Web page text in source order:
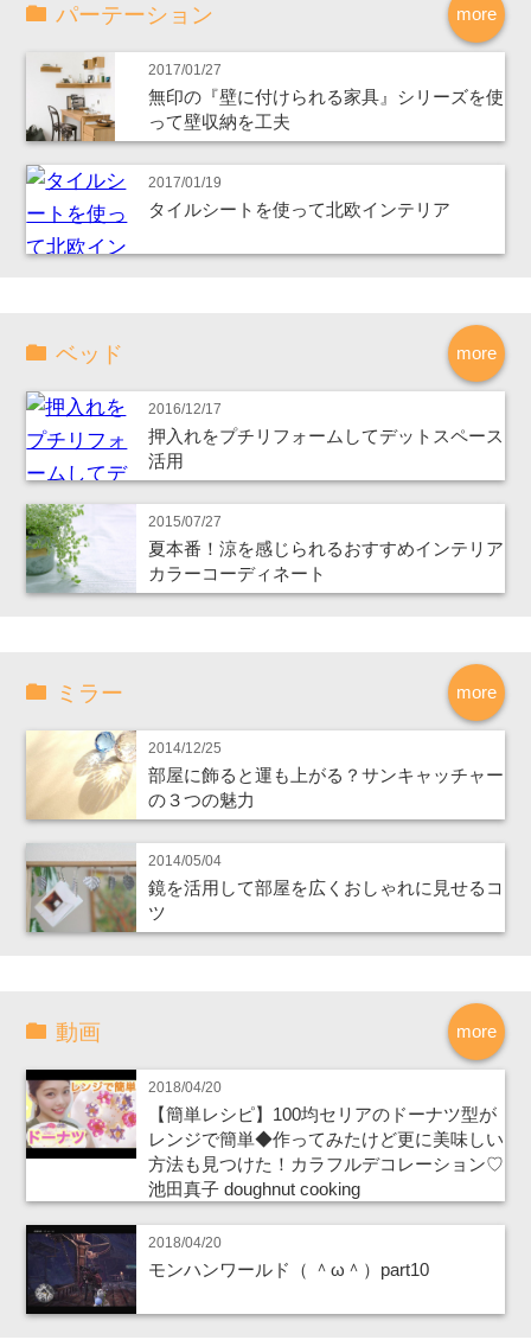
more
パーテーション
2017/01/27
無印の『壁に付けられる家具』シリーズを使
って壁収納を工夫
2017/01/19
タイルシートを使って北欧インテリア
more
ベッド
2016/12/17
押入れをプチリフォームしてデットスペース
活用
2015/07/27
夏本番！涼を感じられるおすすめインテリア
カラーコーディネート
more
ミラー
2014/12/25
部屋に飾ると運も上がる？サンキャッチャー
の３つの魅力
2014/05/04
鏡を活用して部屋を広くおしゃれに見せるコ
ツ
more
動画
2018/04/20
【簡単レシピ】100均セリアのドーナツ型が
レンジで簡単◆作ってみたけど更に美味しい
方法も見つけた！カラフルデコレーション♡
池田真子 doughnut cooking
2018/04/20
モンハンワールド（ ＾ω＾）part10